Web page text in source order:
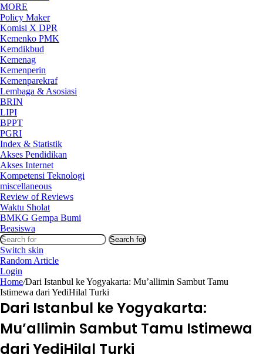
MORE
Policy Maker
Komisi X DPR
Kemenko PMK
Kemdikbud
Kemenag
Kemenperin
Kemenparekraf
Lembaga & Asosiasi
BRIN
LIPI
BPPT
PGRI
Index & Statistik
Akses Pendidikan
Akses Internet
Kompetensi Teknologi
miscellaneous
Review of Reviews
Waktu Sholat
BMKG Gempa Bumi
Beasiswa
Search for
Switch skin
Random Article
Login
Home/Dari Istanbul ke Yogyakarta: Mu’allimin Sambut Tamu
Istimewa dari YediHilal Turki
Dari Istanbul ke Yogyakarta:
Mu’allimin Sambut Tamu Istimewa
dari YediHilal Turki